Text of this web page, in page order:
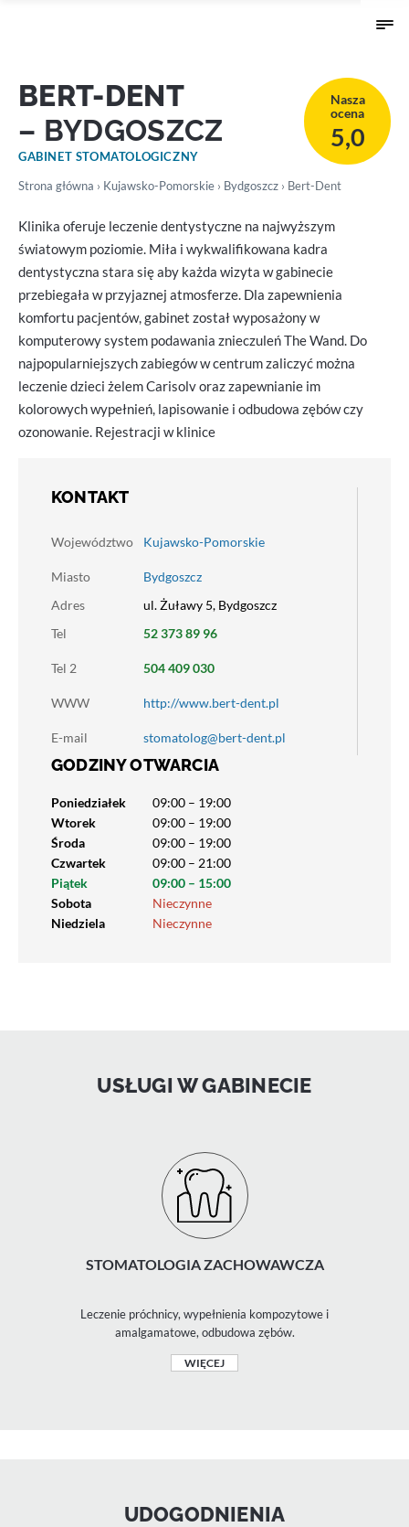
BERT-DENT
– BYDGOSZCZ
GABINET STOMATOLOGICZNY
Nasza
ocena
5,0
Strona główna › Kujawsko-Pomorskie › Bydgoszcz › Bert-Dent
Klinika oferuje leczenie dentystyczne na najwyższym
światowym poziomie. Miła i wykwalifikowana kadra
dentystyczna stara się aby każda wizyta w gabinecie
przebiegała w przyjaznej atmosferze. Dla zapewnienia
komfortu pacjentów, gabinet został wyposażony w
komputerowy system podawania znieczuleń The Wand. Do
najpopularniejszych zabiegów w centrum zaliczyć można
leczenie dzieci żelem Carisolv oraz zapewnianie im
kolorowych wypełnień, lapisowanie i odbudowa zębów czy
ozonowanie. Rejestracji w klinice
KONTAKT
Województwo Kujawsko-Pomorskie
Miasto
Bydgoszcz
Adres
ul. Żuławy 5, Bydgoszcz
Tel
52 373 89 96
Tel 2 504 409 030
WWW http://www.bert-dent.pl
E-mail stomatolog@bert-dent.pl
GODZINY OTWARCIA
Poniedziałek
09:00 – 19:00
Wtorek
09:00 – 19:00
Środa
09:00 – 19:00
Czwartek
09:00 – 21:00
Piątek
09:00 – 15:00
Sobota
Nieczynne
Niedziela
Nieczynne
USŁUGI W GABINECIE
STOMATOLOGIA ZACHOWAWCZA
Leczenie próchnicy, wypełnienia kompozytowe i
amalgamatowe, odbudowa zębów.
WIĘCEJ
UDOGODNIENIA